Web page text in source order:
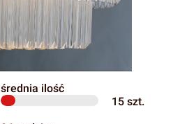
średnia ilość
15 szt.